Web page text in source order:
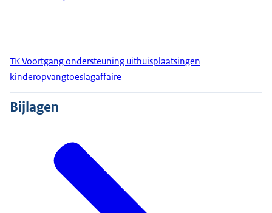
TK Voortgang ondersteuning uithuisplaatsingen
kinderopvangtoeslagaffaire
Bijlagen